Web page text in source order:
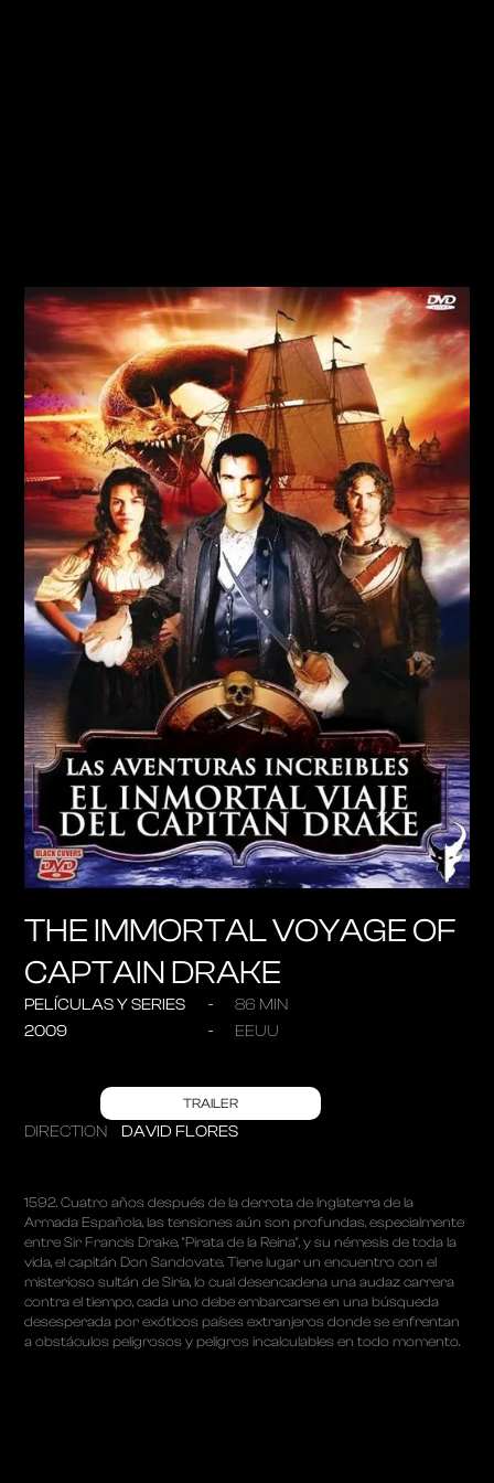
THE IMMORTAL VOYAGE OF
CAPTAIN DRAKE
PELÍCULAS Y SERIES
86 MIN
2009
EEUU
TRAILER
DIRECTION DAVID FLORES
1592. Cuatro años después de la derrota de Inglaterra de la
Armada Española, las tensiones aún son profundas, especialmente
entre Sir Francis Drake, "Pirata de la Reina", y su némesis de toda la
vida, el capitán Don Sandovate. Tiene lugar un encuentro con el
misterioso sultán de Siria, lo cual desencadena una audaz carrera
contra el tiempo, cada uno debe embarcarse en una búsqueda
desesperada por exóticos países extranjeros donde se enfrentan
a obstáculos peligrosos y peligros incalculables en todo momento.